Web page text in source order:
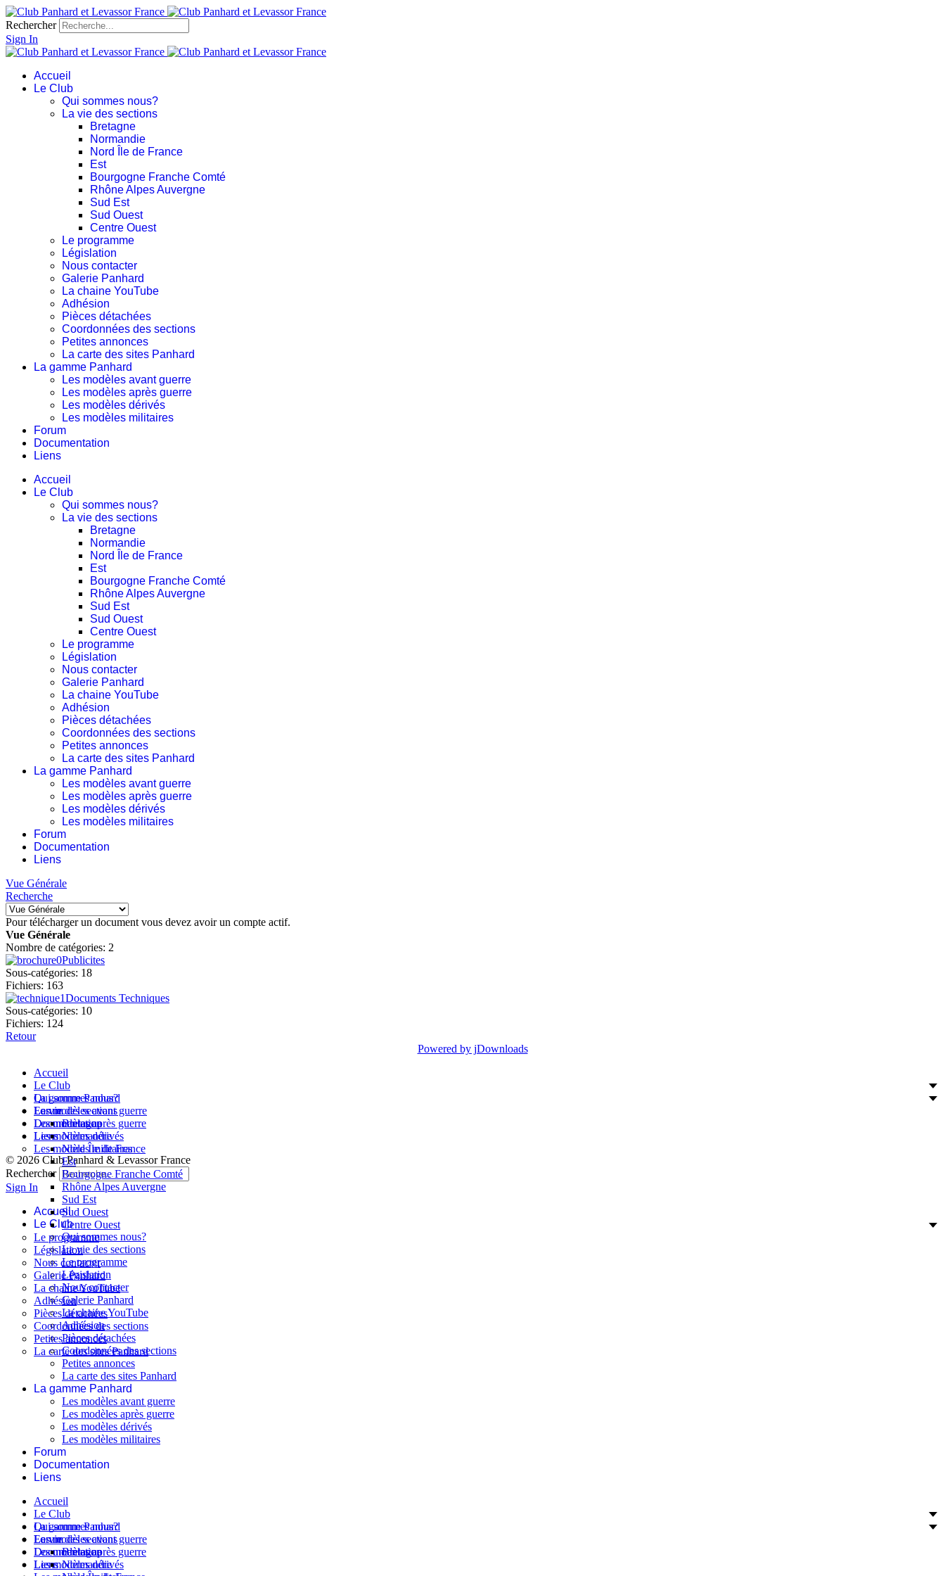
Rechercher
Sign In
Accueil
Le Club
Qui sommes nous?
La vie des sections
Bretagne
Normandie
Nord Île de France
Est
Bourgogne Franche Comté
Rhône Alpes Auvergne
Sud Est
Sud Ouest
Centre Ouest
Le programme
Législation
Nous contacter
Galerie Panhard
La chaine YouTube
Adhésion
Pièces détachées
Coordonnées des sections
Petites annonces
La carte des sites Panhard
La gamme Panhard
Les modèles avant guerre
Les modèles après guerre
Les modèles dérivés
Les modèles militaires
Forum
Documentation
Liens
Accueil
Le Club
Qui sommes nous?
La vie des sections
Bretagne
Normandie
Nord Île de France
Est
Bourgogne Franche Comté
Rhône Alpes Auvergne
Sud Est
Sud Ouest
Centre Ouest
Le programme
Législation
Nous contacter
Galerie Panhard
La chaine YouTube
Adhésion
Pièces détachées
Coordonnées des sections
Petites annonces
La carte des sites Panhard
La gamme Panhard
Les modèles avant guerre
Les modèles après guerre
Les modèles dérivés
Les modèles militaires
Forum
Documentation
Liens
Vue Générale
Recherche
Pour télécharger un document vous devez avoir un compte actif.
Vue Générale
Nombre de catégories: 2
Publicites
Sous-catégories: 18
Fichiers: 163
Documents Techniques
Sous-catégories: 10
Fichiers: 124
Retour
Powered by jDownloads
Accueil
Le Club
Qui sommes nous?
La vie des sections
Bretagne
Normandie
Nord Île de France
Est
Bourgogne Franche Comté
Rhône Alpes Auvergne
Sud Est
Sud Ouest
Centre Ouest
Le programme
Législation
Nous contacter
Galerie Panhard
La chaine YouTube
Adhésion
Pièces détachées
Coordonnées des sections
Petites annonces
La carte des sites Panhard
La gamme Panhard
Les modèles avant guerre
Les modèles après guerre
Les modèles dérivés
Les modèles militaires
Forum
Documentation
Liens
© 2026 Club Panhard & Levassor France
Rechercher
Sign In
Accueil
Le Club
Qui sommes nous?
La vie des sections
Le programme
Législation
Nous contacter
Galerie Panhard
La chaine YouTube
Adhésion
Pièces détachées
Coordonnées des sections
Petites annonces
La carte des sites Panhard
La gamme Panhard
Les modèles avant guerre
Les modèles après guerre
Les modèles dérivés
Les modèles militaires
Forum
Documentation
Liens
Accueil
Le Club
Qui sommes nous?
La vie des sections
Bretagne
Normandie
La gamme Panhard
Les modèles avant guerre
Les modèles après guerre
Les modèles dérivés
Forum
Documentation
Liens